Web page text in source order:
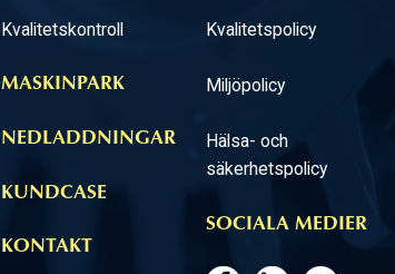
Kvalitetskontroll
MASKINPARK
NEDLADDNINGAR
KUNDCASE
KONTAKT
Kvalitetspolicy
Miljöpolicy
Hälsa- och
säkerhetspolicy
SOCIALA MEDIER